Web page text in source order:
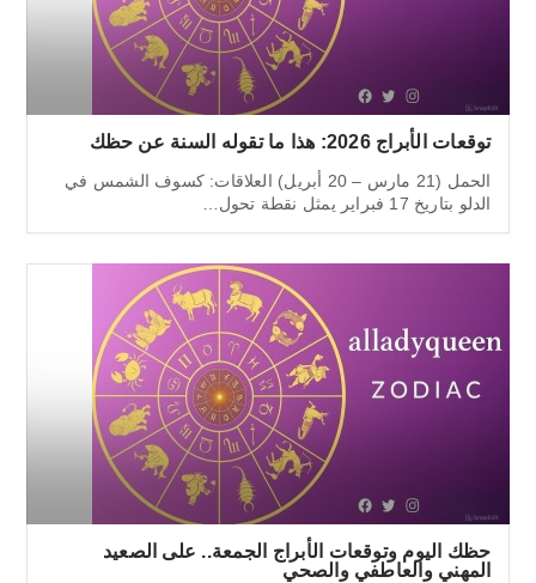
توقعات الأبراج 2026: هذا ما تقوله السنة عن حظك
الحمل (21 مارس – 20 أبريل) العلاقات: كسوف الشمس في
الدلو بتاريخ 17 فبراير يمثل نقطة تحول…
حظك اليوم وتوقعات الأبراج الجمعة.. على الصعيد
المهني والعاطفي والصحي